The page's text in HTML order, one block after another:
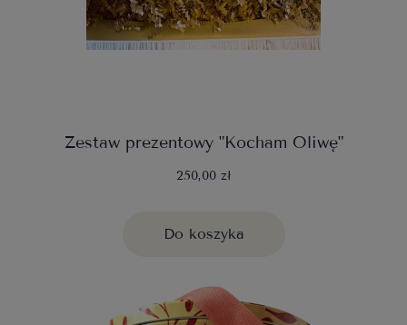
Zestaw prezentowy "Kocham Oliwę"
250,00 zł
Do koszyka